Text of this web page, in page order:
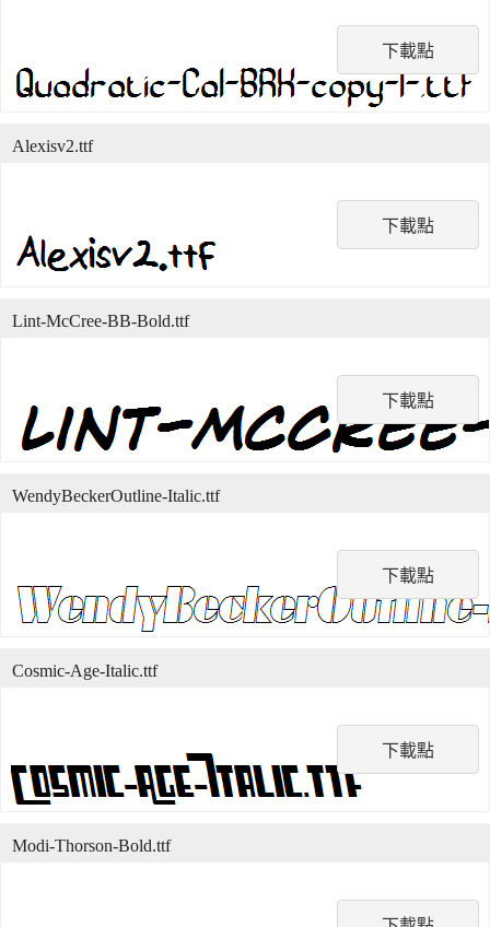
下載點
下載點
Alexisv2.ttf
下載點
Lint-McCree-BB-Bold.ttf
下載點
WendyBeckerOutline-Italic.ttf
下載點
Cosmic-Age-Italic.ttf
Modi-Thorson-Bold.ttf